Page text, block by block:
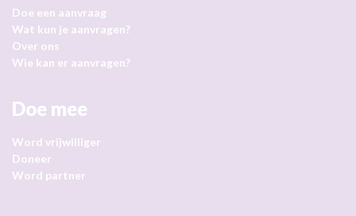
Doe een aanvraag
Wat kun je aanvragen?
Over ons
Wie kan er aanvragen?
Doe mee
Word vrijwilliger
Doneer
Word partner